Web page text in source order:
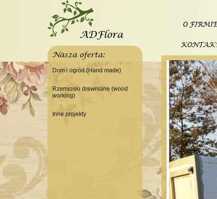
Nasza oferta:
Dom i ogród (Hand made)
Świeczniki
Tace
Panele, szyldy dekoracyjne
Rzemiosło drewniane (wood
working)
Do domu
Inne projekty
O